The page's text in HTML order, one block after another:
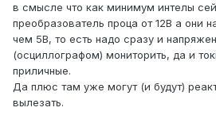
в смысле что как минимум интелы
преобразователь проца от 12В а они
чем 5В, то есть надо сразу и
(осциллографом) мониторить, да и
приличные.
Да плюс там уже могут (и будут)
вылезать.